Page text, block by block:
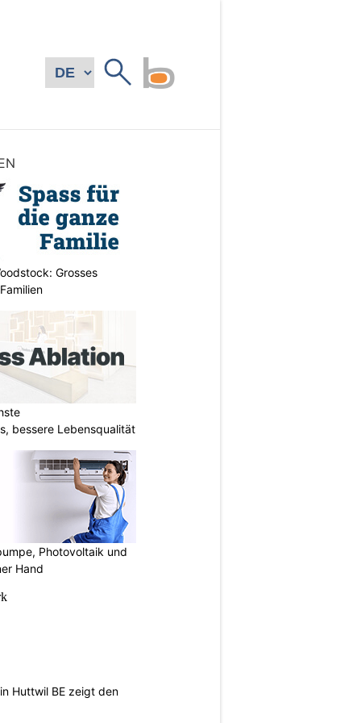
Grosses
bessere Lebensqualität
Photovoltaik und
Hand
Huttwil BE zeigt den